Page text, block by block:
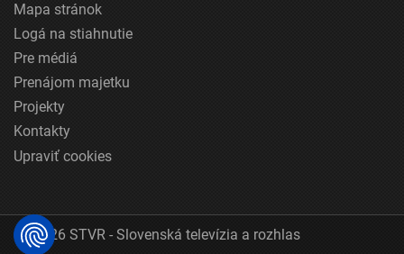
Mapa stránok
Logá na stiahnutie
Pre médiá
Prenájom majetku
Projekty
Kontakty
Upraviť cookies
© 2026 STVR - Slovenská televízia a rozhlas